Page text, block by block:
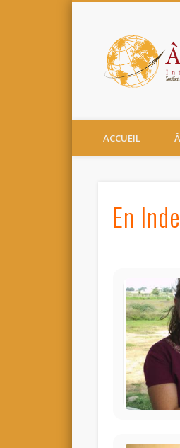
Un soutien ou un
ACCUEIL
En Inde